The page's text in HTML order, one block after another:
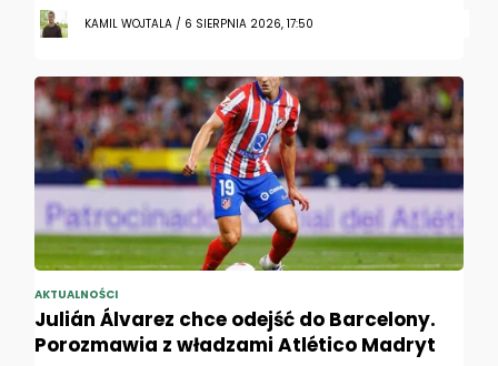
KAMIL WOJTALA / 6 SIERPNIA 2026, 17:50
AKTUALNOŚCI
Julián Álvarez chce odejść do Barcelony.
Porozmawia z władzami Atlético Madryt